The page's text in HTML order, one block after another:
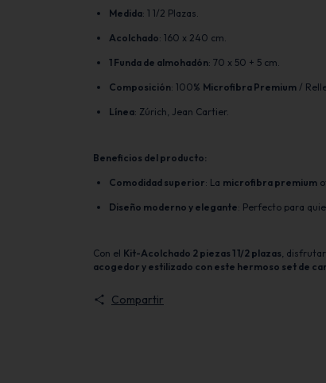
Medida: 1 1/2 Plazas.
Acolchado: 160 x 240 cm.
1 Funda de almohadón: 70 x 50 + 5 cm.
Composición: 100% Microfibra Premium /
Línea: Zúrich, Jean Cartier.
Beneficios del producto:
Comodidad superior: La microfibra premium
Diseño moderno y elegante: Perfecto para
Con el Kit-Acolchado 2 piezas 1 1/2 plazas ,
acogedor y estilizado con este hermoso set de
Compartir